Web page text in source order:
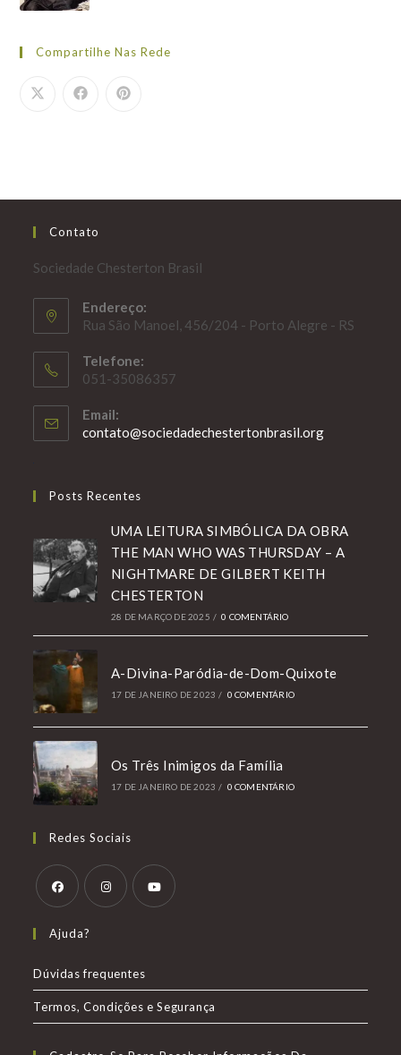
Compartilhe Nas Rede
Contato
Sociedade Chesterton Brasil
Endereço:
Rua São Manoel, 456/204 - Porto Alegre - RS
Telefone:
051-35086357
Email:
contato@sociedadechestertonbrasil.orgAbre
Posts Recentes
UMA LEITURA SIMBÓLICA DA OBRA
THE MAN WHO WAS THURSDAY – A
NIGHTMARE DE GILBERT KEITH
CHESTERTON
28 DE MARÇO DE 2025 / 0 COMENTÁRIO
A-Divina-Paródia-de-Dom-Quixote
17 DE JANEIRO DE 2023 / 0 COMENTÁRIO
Os Três Inimigos da Família
17 DE JANEIRO DE 2023 / 0 COMENTÁRIO
Redes Sociais
em
aba
em
nova
aba
aba
Ajuda?
Dúvidas frequentes
Termos, Condições e Segurança